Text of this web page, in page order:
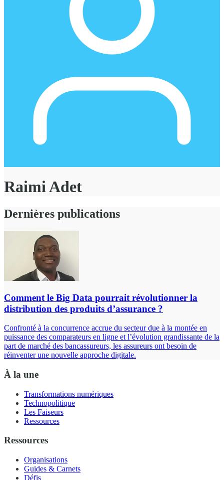
Raimi Adet
Dernières publications
Comment le Big Data pourrait révolutionner la
distribution des produits d’assurance ?
Confronté à la concurrence accrue du secteur due à la montée en
puissance des comparateurs en ligne et l’évolution grandissante de la
part de marché des bancassureurs, les assureurs ont besoin de
réinventer une nouvelle approche digitale.
À la une
Transformations numériques
Technopolitique
Les Faiseurs
Ressources
Ressources
Organisations
Guides & Carnets
Défis